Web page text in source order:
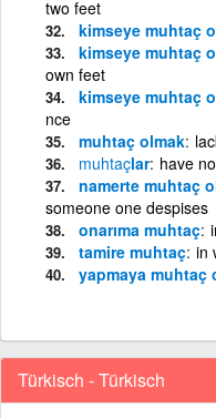
two feet
kimseye muhtaç
kimseye muhtaç
own feet
kimseye muhtaç
nce
muhtaç olmak
muhtaçlar have
namerte muhtaç
someone one despises
onarıma muhtaç
tamire muhtaç in
yapmaya muhtaç
Türkisch - Türkisch